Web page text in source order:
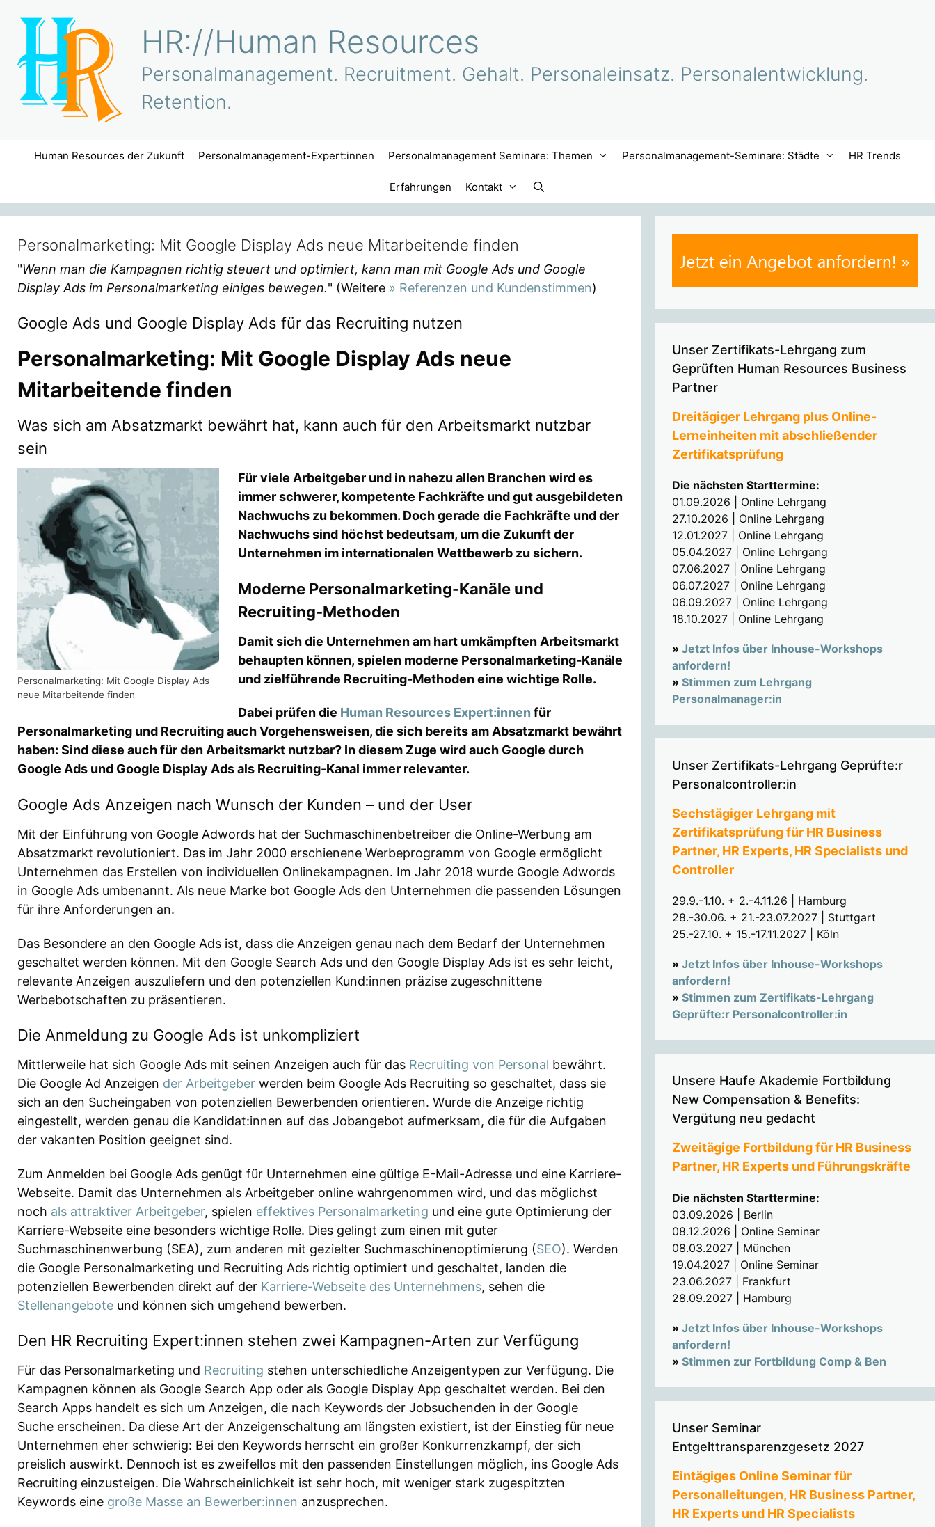
Inhalt
HR://Human Resources
Personalmanagement. Recruitment. Gehalt. Personaleinsatz. Personalentwicklung.
Retention.
Human Resources der Zukunft Personalmanagement-Expert:innen Personalmanagement Seminare: Themen Personalmanagement-Seminare: Städte HR Trends
Erfahrungen Kontakt
Personalmarketing: Mit Google Display Ads neue Mitarbeitende finden
"Wenn man die Kampagnen richtig steuert und optimiert, kann man mit Google Ads und Google
Display Ads im Personalmarketing einiges bewegen." (Weitere » Referenzen und Kundenstimmen)
Google Ads und Google Display Ads für das Recruiting nutzen
Personalmarketing: Mit Google Display Ads neue
Mitarbeitende finden
Was sich am Absatzmarkt bewährt hat, kann auch für den Arbeitsmarkt nutzbar
sein
Personalmarketing: Mit Google Display Ads
neue Mitarbeitende finden
Für viele Arbeitgeber und in nahezu allen Branchen wird es
immer schwerer, kompetente Fachkräfte und gut ausgebildeten
Nachwuchs zu bekommen. Doch gerade die Fachkräfte und der
Nachwuchs sind höchst bedeutsam, um die Zukunft der
Unternehmen im internationalen Wettbewerb zu sichern.
Moderne Personalmarketing-Kanäle und
Recruiting-Methoden
Damit sich die Unternehmen am hart umkämpften Arbeitsmarkt
behaupten können, spielen moderne Personalmarketing-Kanäle
und zielführende Recruiting-Methoden eine wichtige Rolle.
Dabei prüfen die Human Resources Expert:innen für
Personalmarketing und Recruiting auch Vorgehensweisen, die sich bereits am Absatzmarkt bewährt
haben: Sind diese auch für den Arbeitsmarkt nutzbar? In diesem Zuge wird auch Google durch
Google Ads und Google Display Ads als Recruiting-Kanal immer relevanter.
Google Ads Anzeigen nach Wunsch der Kunden – und der User
Mit der Einführung von Google Adwords hat der Suchmaschinenbetreiber die Online-Werbung am
Absatzmarkt revolutioniert. Das im Jahr 2000 erschienene Werbeprogramm von Google ermöglicht
Unternehmen das Erstellen von individuellen Onlinekampagnen. Im Jahr 2018 wurde Google Adwords
in Google Ads umbenannt. Als neue Marke bot Google Ads den Unternehmen die passenden Lösungen
für ihre Anforderungen an.
Das Besondere an den Google Ads ist, dass die Anzeigen genau nach dem Bedarf der Unternehmen
geschaltet werden können. Mit den Google Search Ads und den Google Display Ads ist es sehr leicht,
relevante Anzeigen auszuliefern und den potenziellen Kund:innen präzise zugeschnittene
Werbebotschaften zu präsentieren.
Die Anmeldung zu Google Ads ist unkompliziert
Mittlerweile hat sich Google Ads mit seinen Anzeigen auch für das Recruiting von Personal bewährt.
Die Google Ad Anzeigen der Arbeitgeber werden beim Google Ads Recruiting so geschaltet, dass sie
sich an den Sucheingaben von potenziellen Bewerbenden orientieren. Wurde die Anzeige richtig
eingestellt, werden genau die Kandidat:innen auf das Jobangebot aufmerksam, die für die Aufgaben
der vakanten Position geeignet sind.
Zum Anmelden bei Google Ads genügt für Unternehmen eine gültige E-Mail-Adresse und eine Karriere-
Webseite. Damit das Unternehmen als Arbeitgeber online wahrgenommen wird, und das möglichst
noch als attraktiver Arbeitgeber, spielen effektives Personalmarketing und eine gute Optimierung der
Karriere-Webseite eine besonders wichtige Rolle. Dies gelingt zum einen mit guter
Suchmaschinenwerbung (SEA), zum anderen mit gezielter Suchmaschinenoptimierung (SEO). Werden
die Google Personalmarketing und Recruiting Ads richtig optimiert und geschaltet, landen die
potenziellen Bewerbenden direkt auf der Karriere-Webseite des Unternehmens, sehen die
Stellenangebote und können sich umgehend bewerben.
Den HR Recruiting Expert:innen stehen zwei Kampagnen-Arten zur Verfügung
Für das Personalmarketing und Recruiting stehen unterschiedliche Anzeigentypen zur Verfügung. Die
Kampagnen können als Google Search App oder als Google Display App geschaltet werden. Bei den
Search Apps handelt es sich um Anzeigen, die nach Keywords der Jobsuchenden in der Google
Suche erscheinen. Da diese Art der Anzeigenschaltung am längsten existiert, ist der Einstieg für neue
Unternehmen eher schwierig: Bei den Keywords herrscht ein großer Konkurrenzkampf, der sich
preislich auswirkt. Dennoch ist es zweifellos mit den passenden Einstellungen möglich, ins Google Ads
Recruiting einzusteigen. Die Wahrscheinlichkeit ist sehr hoch, mit weniger stark zugespitzten
Keywords eine große Masse an Bewerber:innen anzusprechen.
Unser Zertifikats-Lehrgang zum
Geprüften Human Resources Business
Partner
Dreitägiger Lehrgang plus Online-
Lerneinheiten mit abschließender
Zertifikatsprüfung
Die nächsten Starttermine:
01.09.2026 | Online Lehrgang
27.10.2026 | Online Lehrgang
12.01.2027 | Online Lehrgang
05.04.2027 | Online Lehrgang
07.06.2027 | Online Lehrgang
06.07.2027 | Online Lehrgang
06.09.2027 | Online Lehrgang
18.10.2027 | Online Lehrgang
» Jetzt Infos über Inhouse-Workshops
anfordern!
» Stimmen zum Lehrgang
Personalmanager:in
Unser Zertifikats-Lehrgang Geprüfte:r
Personalcontroller:in
Sechstägiger Lehrgang mit
Zertifikatsprüfung für HR Business
Partner, HR Experts, HR Specialists und
Controller
29.9.-1.10. + 2.-4.11.26 | Hamburg
28.-30.06. + 21.-23.07.2027 | Stuttgart
25.-27.10. + 15.-17.11.2027 | Köln
» Jetzt Infos über Inhouse-Workshops
anfordern!
» Stimmen zum Zertifikats-Lehrgang
Geprüfte:r Personalcontroller:in
Unsere Haufe Akademie Fortbildung
New Compensation & Benefits:
Vergütung neu gedacht
Zweitägige Fortbildung für HR Business
Partner, HR Experts und Führungskräfte
Die nächsten Starttermine:
03.09.2026 | Berlin
08.12.2026 | Online Seminar
08.03.2027 | München
19.04.2027 | Online Seminar
23.06.2027 | Frankfurt
28.09.2027 | Hamburg
» Jetzt Infos über Inhouse-Workshops
anfordern!
» Stimmen zur Fortbildung Comp & Ben
Unser Seminar
Entgelttransparenzgesetz 2027
Eintägiges Online Seminar für
Personalleitungen, HR Business Partner,
HR Experts und HR Specialists